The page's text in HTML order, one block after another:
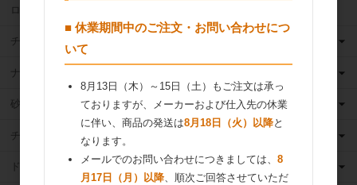
ロングライフ牛乳
チーズ
ナッツ
砂糖
チョコレート
ドライフルーツ
■ 休業期間中のご注文・お問い合わせにつ
いて
8月13日（木）～15日（土）もご注文は承っ
ておりますが、メーカーおよび仕入先の休業
に伴い、商品の発送は8月18日（火）以降と
なります。
メールでのお問い合わせにつきましては、 8
月17日（月）以降、順次ご回答させていただ